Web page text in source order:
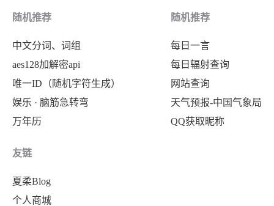
随机推荐
中文分词、词组
aes128加解密api
唯一ID（随机字符生成）
娱乐 · 脑筋急转弯
万年历
随机推荐
每日一言
每日辐射查询
网站查询
天气预报-中国气象局
QQ获取昵称
友链
夏柔Blog
个人商城